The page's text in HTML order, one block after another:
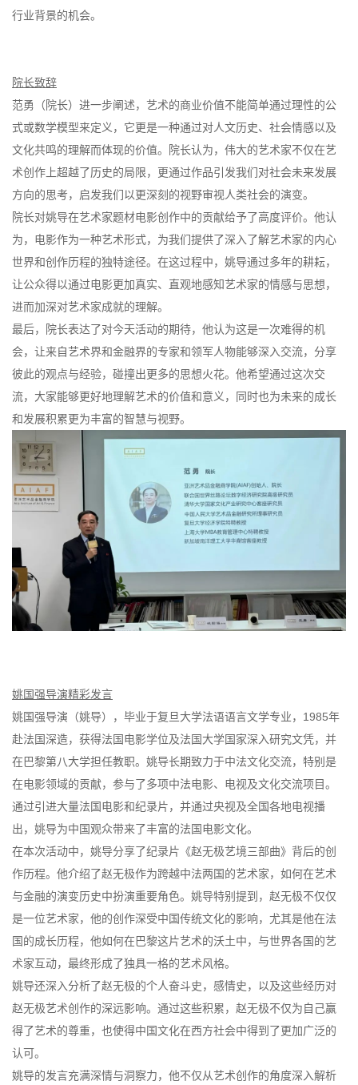
行业背景的机会。
院长致辞
范勇（院长）进一步阐述，艺术的商业价值不能简单通过理性的公
式或数学模型来定义，它更是一种通过对人文历史、社会情感以及
文化共鸣的理解而体现的价值。院长认为，伟大的艺术家不仅在艺
术创作上超越了历史的局限，更通过作品引发我们对社会未来发展
方向的思考，启发我们以更深刻的视野审视人类社会的演变。
院长对姚导在艺术家题材电影创作中的贡献给予了高度评价。他认
为，电影作为一种艺术形式，为我们提供了深入了解艺术家的内心
世界和创作历程的独特途径。在这过程中，姚导通过多年的耕耘，
让公众得以通过电影更加真实、直观地感知艺术家的情感与思想，
进而加深对艺术家成就的理解。
最后，院长表达了对今天活动的期待，他认为这是一次难得的机
会，让来自艺术界和金融界的专家和领军人物能够深入交流，分享
彼此的观点与经验，碰撞出更多的思想火花。他希望通过这次交
流，大家能够更好地理解艺术的价值和意义，同时也为未来的成长
和发展积累更为丰富的智慧与视野。
姚国强导演精彩发言
姚国强导演（姚导），毕业于复旦大学法语语言文学专业，1985年
赴法国深造，获得法国电影学位及法国大学国家深入研究文凭，并
在巴黎第八大学担任教职。姚导长期致力于中法文化交流，特别是
在电影领域的贡献，参与了多项中法电影、电视及文化交流项目。
通过引进大量法国电影和纪录片，并通过央视及全国各地电视播
出，姚导为中国观众带来了丰富的法国电影文化。
在本次活动中，姚导分享了纪录片《赵无极艺境三部曲》背后的创
作历程。他介绍了赵无极作为跨越中法两国的艺术家，如何在艺术
与金融的演变历史中扮演重要角色。姚导特别提到，赵无极不仅仅
是一位艺术家，他的创作深受中国传统文化的影响，尤其是他在法
国的成长历程，他如何在巴黎这片艺术的沃土中，与世界各国的艺
术家互动，最终形成了独具一格的艺术风格。
姚导还深入分析了赵无极的个人奋斗史，感情史，以及这些经历对
赵无极艺术创作的深远影响。通过这些积累，赵无极不仅为自己赢
得了艺术的尊重，也使得中国文化在西方社会中得到了更加广泛的
认可。
姚导的发言充满深情与洞察力，他不仅从艺术创作的角度深入解析